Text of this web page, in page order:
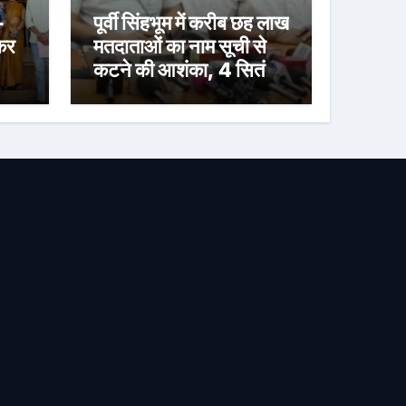
पूर्वी सिंहभूम में करीब छह लाख
मतदाताओं का नाम सूची से
कटने की आशंका, 4 सितंबर
तक दावा-आपत्ति का मौका